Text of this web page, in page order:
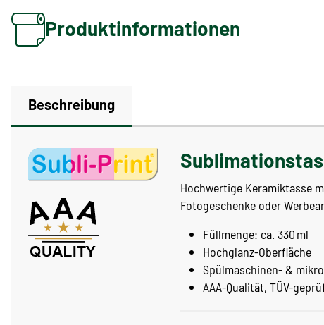
Produktinformationen
Beschreibung
Hochwertige Keramiktasse
Fotogeschenke oder
Füllmenge: ca. 330 ml
Hochglanz-Oberfläche
Spülmaschinen- &
AAA-Qualität, TÜV-